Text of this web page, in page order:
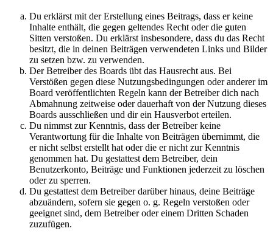
Du erklärst mit der Erstellung eines Beitrags, dass er keine
Inhalte enthält, die gegen geltendes Recht oder die guten
Sitten verstoßen. Du erklärst insbesondere, dass du das Recht
besitzt, die in deinen Beiträgen verwendeten Links und Bilder
zu setzen bzw. zu verwenden.
Der Betreiber des Boards übt das Hausrecht aus. Bei
Verstößen gegen diese Nutzungsbedingungen oder anderer im
Board veröffentlichten Regeln kann der Betreiber dich nach
Abmahnung zeitweise oder dauerhaft von der Nutzung dieses
Boards ausschließen und dir ein Hausverbot erteilen.
Du nimmst zur Kenntnis, dass der Betreiber keine
Verantwortung für die Inhalte von Beiträgen übernimmt, die
er nicht selbst erstellt hat oder die er nicht zur Kenntnis
genommen hat. Du gestattest dem Betreiber, dein
Benutzerkonto, Beiträge und Funktionen jederzeit zu löschen
oder zu sperren.
Du gestattest dem Betreiber darüber hinaus, deine Beiträge
abzuändern, sofern sie gegen o. g. Regeln verstoßen oder
geeignet sind, dem Betreiber oder einem Dritten Schaden
zuzufügen.